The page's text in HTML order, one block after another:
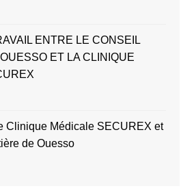
ENTRE LE CONSEIL
ET LA CLINIQUE
Clinique Médicale SECUREX et
de Ouesso